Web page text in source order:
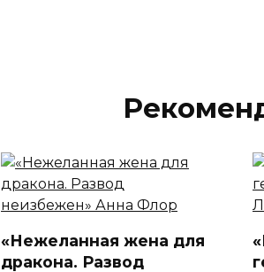
«Нежеланная жена для
дракона. Развод